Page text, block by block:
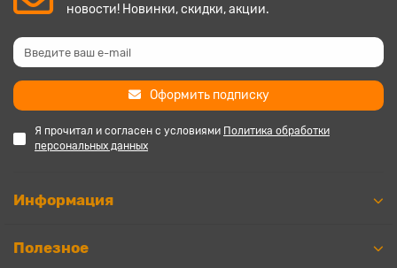
новости! Новинки, скидки, акции.
Оформить подписку
Я прочитал и согласен с условиями Политика обработки
персональных данных
Информация
Полезное